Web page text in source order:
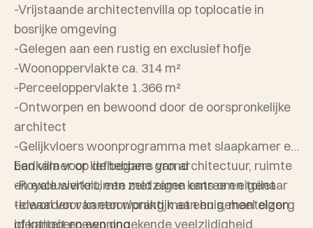
-Vrijstaande architectenvilla op toplocatie in
bosrijke omgeving
-Gelegen aan een rustig en exclusief hofje
-Woonoppervlakte ca. 314 m²
-Perceeloppervlakte 1.366 m²
-Ontworpen en bewoond door de oorspronkelijke
architect
-Gelijkvloers woonprogramma met slaapkamer en
badkamer op de begane grond
-Royale werkruimte met eigen entree en toilet
-Ideaal voor kantoor/praktijk aan huis, mantelzorg
of kangoeroewoning
Een villa voor liefhebbers van architectuur, ruimte
en exclusiviteit; een zeldzame kans om eigenaar
te worden van een woning met een geheel eigen
identiteit en een ongekende veelzijdigheid.